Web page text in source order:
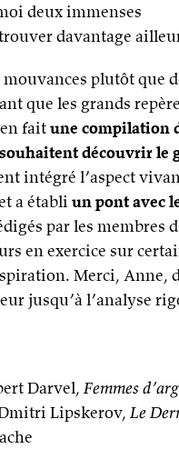
deux immenses
davantage
mouvances plutôt
que les grands
faitune compilation
découvrir le
intégré l’aspect
a établi un pont avec
par les membres
en exercice sur
Merci, Anne,
jusqu’à l’analyse
Darvel, Femmes
Lipskerov, Le